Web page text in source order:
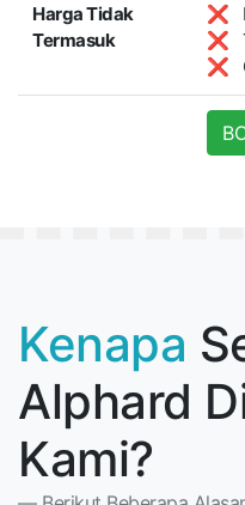
Harga Tidak
Termasuk
❌
❌
❌
Kenapa
Alphard
Kami?